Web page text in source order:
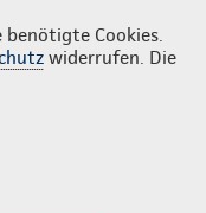
Cookies.
widerrufen. Die
9460211